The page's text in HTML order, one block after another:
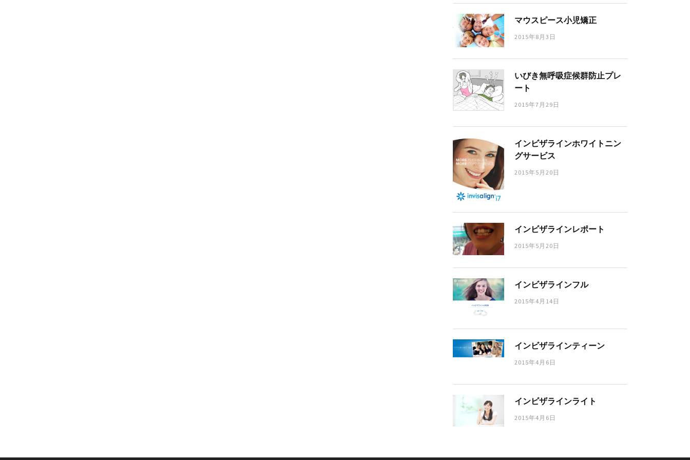
マウスピース小児矯正
2015年8月3日
いびき無呼吸症候群防止プレ
ート
2015年7月29日
インビザラインホワイトニン
グサービス
2015年5月20日
インビザラインレポート
2015年5月20日
インビザラインフル
2015年4月14日
インビザラインティーン
2015年4月6日
インビザラインライト
2015年4月6日